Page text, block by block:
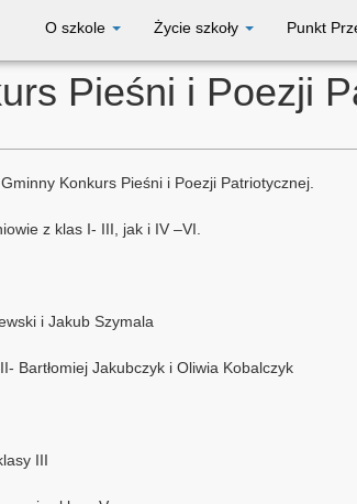
O szkole Życie szkoły Punkt
Pieśni i Poezji
Konkurs Pieśni i Poezji Patriotycznej.
z klas I- III, jak i IV –VI.
i Jakub Szymala
Bartłomiej Jakubczyk i Oliwia Kobalczyk
III